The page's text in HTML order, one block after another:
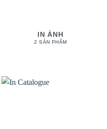
IN ẢNH
2 SẢN PHẨM